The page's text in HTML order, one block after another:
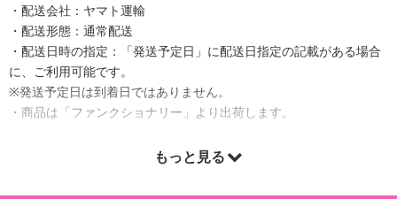
・配送会社：ヤマト運輸
・配送形態：通常配送
・配送日時の指定：「発送予定日」に配送日指定の記載がある場合
に、ご利用可能です。
※発送予定日は到着日ではありません。
・商品は「ファンクショナリー」より出荷します。
もっと見る